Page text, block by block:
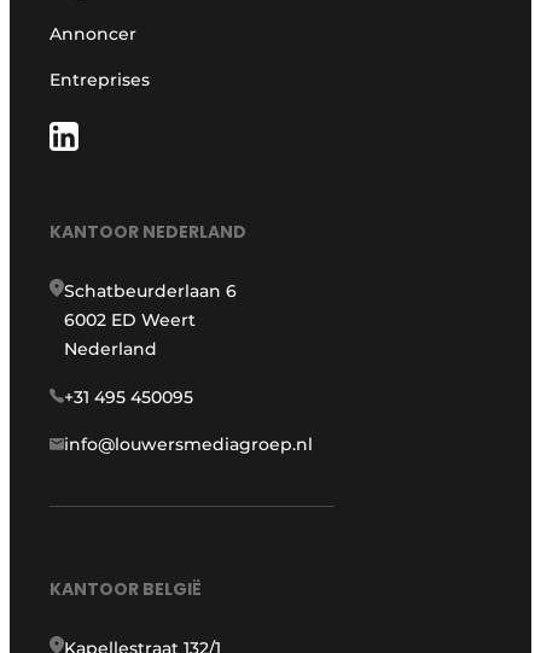
Annoncer
Entreprises
KANTOOR NEDERLAND
Schatbeurderlaan 6
6002 ED Weert
Nederland
+31 495 450095
info@louwersmediagroep.nl
KANTOOR BELGIË
Kapellestraat 132/1